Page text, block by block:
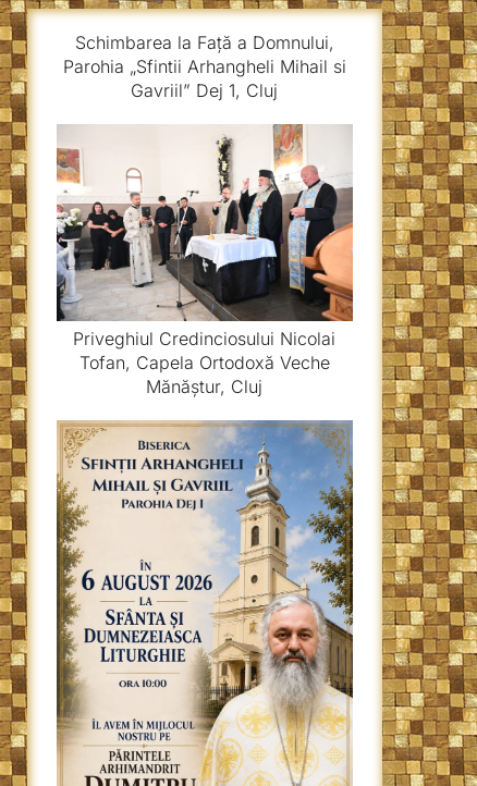
Schimbarea la Față a Domnului,
Parohia „Sfintii Arhangheli Mihail si
Gavriil” Dej 1, Cluj
Priveghiul Credinciosului Nicolai
Tofan, Capela Ortodoxă Veche
Mănăștur, Cluj